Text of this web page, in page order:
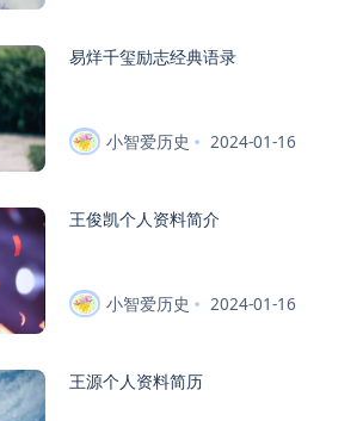
易烊千玺励志经典语录
小智爱历史 2024-01-16
王俊凯个人资料简介
小智爱历史 2024-01-16
王源个人资料简历